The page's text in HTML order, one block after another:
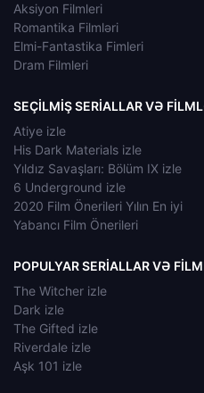
Aksiyon Filmleri
Romantika Filmləri
Elmi-Fantastika Fimleri
Dram Filmleri
SEÇILMIŞ SERIALLAR VƏ
Atiye izle
His Dark Materials izle
Yıldız Savaşları: Bölüm IX izle
6 Underground izle
2020 Film Önerileri Yılın En iyi
Yabancı Film Önerileri
POPULYAR SERIALLAR VƏ
The Witcher izle
Dark izle
The Gifted izle
Riverdale izle
Aşk 101 izle